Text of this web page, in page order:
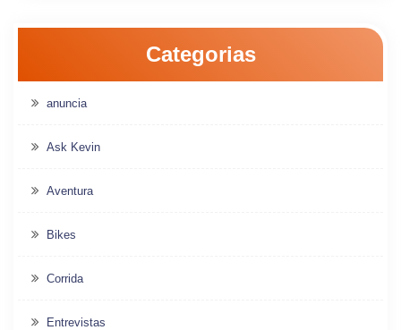
Categorias
anuncia
Ask Kevin
Aventura
Bikes
Corrida
Entrevistas